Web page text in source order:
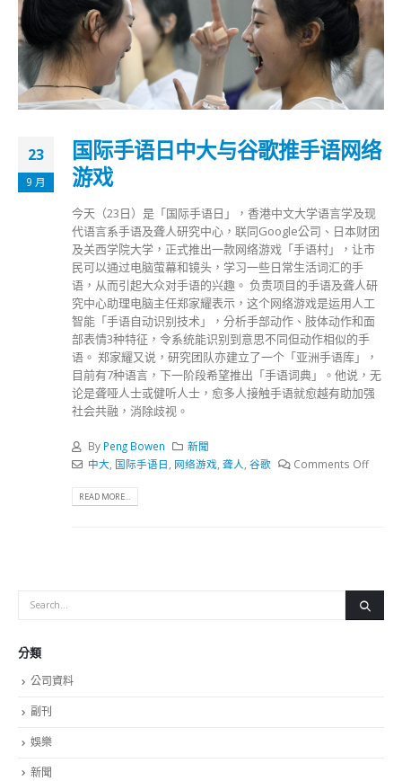
23
9 月
国际手语日中大与谷歌推手语网络
游戏
今天（23日）是「国际手语日」，香港中文大学语言学及现
代语言系手语及聋人研究中心，联同Google公司、日本财团
及关西学院大学，正式推出一款网络游戏「手语村」，让市
民可以通过电脑萤幕和镜头，学习一些日常生活词汇的手
语，从而引起大众对手语的兴趣。 负责项目的手语及聋人研
究中心助理电脑主任郑家耀表示，这个网络游戏是运用人工
智能「手语自动识别技术」，分析手部动作、肢体动作和面
部表情3种特征，令系统能识别到意思不同但动作相似的手
语。 郑家耀又说，研究团队亦建立了一个「亚洲手语库」，
目前有7种语言，下一阶段希望推出「手语词典」。他说，无
论是聋哑人士或健听人士，愈多人接触手语就愈越有助加强
社会共融，消除歧视。
By Peng Bowen
新聞
中大 国际手语日 网络游戏, 聋人 谷歌 Comments Off
READ MORE...
分類
公司資料
副刊
娛樂
新聞